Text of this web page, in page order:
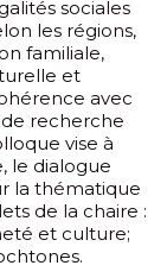
sociales
les régions,
familiale,
et
avec
recherche
vise à
le dialogue
la thématique
de la chaire :
et culture;